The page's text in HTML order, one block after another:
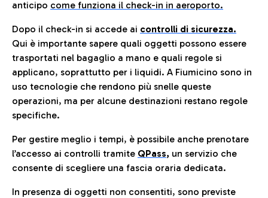
anticipo come funziona il check-in in aeroporto.
Dopo il check-in si accede ai controlli di sicurezza.
Qui è importante sapere quali oggetti possono essere
trasportati nel bagaglio a mano e quali regole si
applicano, soprattutto per i liquidi. A Fiumicino sono in
uso tecnologie che rendono più snelle queste
operazioni, ma per alcune destinazioni restano regole
specifiche.
Per gestire meglio i tempi, è possibile anche prenotare
l’accesso ai controlli tramite QPass, un servizio che
consente di scegliere una fascia oraria dedicata.
In presenza di oggetti non consentiti, sono previste